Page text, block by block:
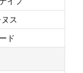
ス
ド